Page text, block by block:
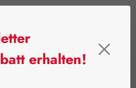
erhalten!